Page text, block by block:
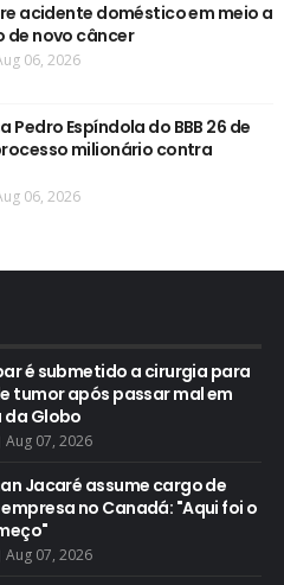
acidente doméstico em meio a
novo câncer
06, 2026
Pedro Espíndola do BBB 26 de
milionário contra
06, 2026
é submetido a cirurgia para
tumor após passar mal em
Globo
Aug 07, 2026
Jacaré assume cargo de
no Canadá: "Aqui foi o
Aug 07, 2026